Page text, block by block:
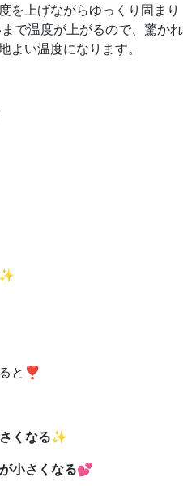
を上げながらゆっくり固まり
で温度が上がるので、驚かれ
よい温度になります。
✨
と ❣️
くなる✨
小さくなる💕